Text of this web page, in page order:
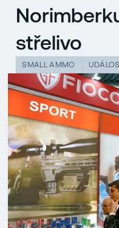
střelivo
SMALL AMMO